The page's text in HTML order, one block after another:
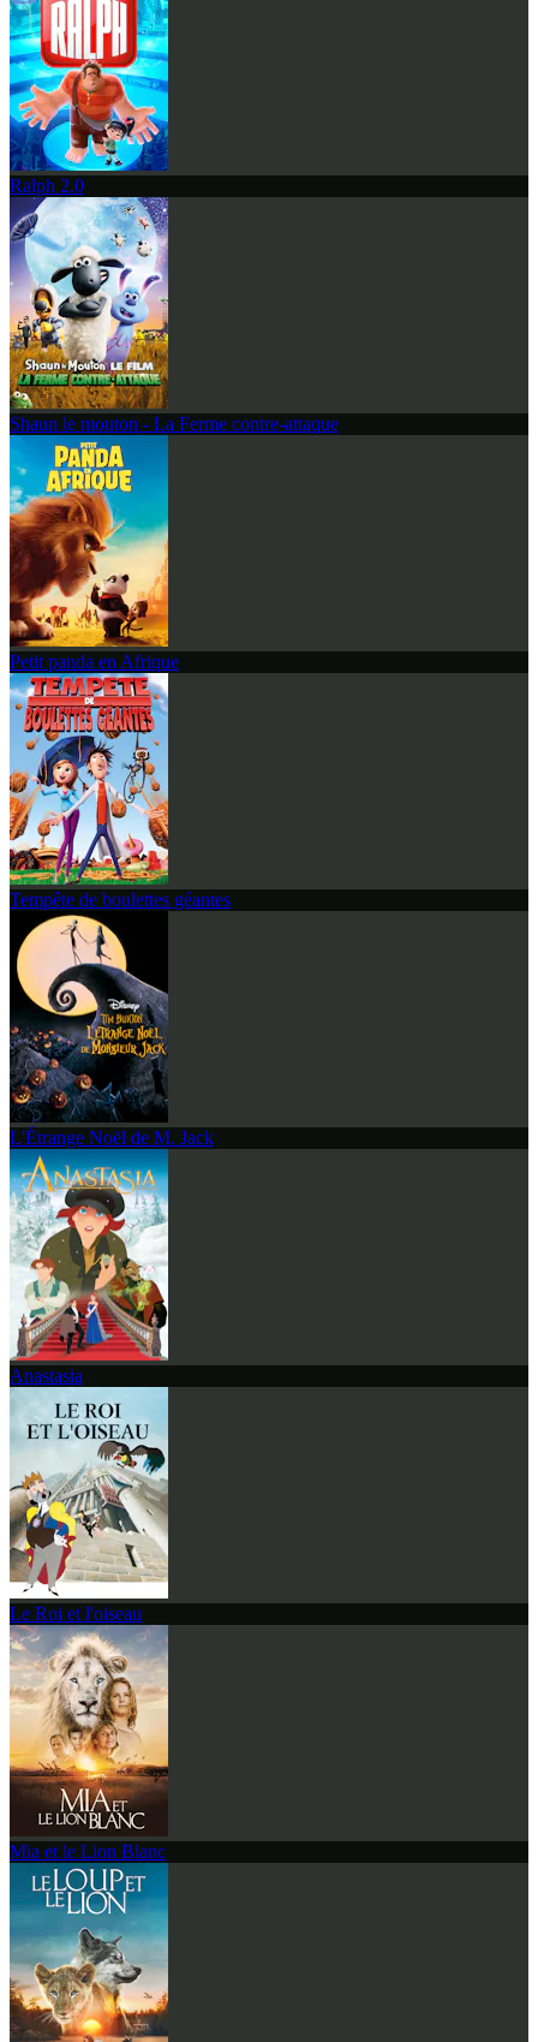
Ralph 2.0
Shaun le mouton - La Ferme contre-attaque
Petit panda en Afrique
Tempête de boulettes géantes
L'Étrange Noël de M. Jack
Anastasia
Le Roi et l'oiseau
Mia et le Lion Blanc